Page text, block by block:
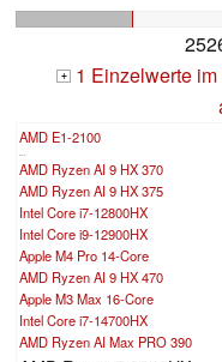
+ 1 Einzelwerte
AMD E1-2100
AMD Ryzen AI 9 HX 370
AMD Ryzen AI 9 HX 375
Intel Core i7-12800HX
Intel Core i9-12900HX
Apple M4 Pro 14-Core
AMD Ryzen AI 9 HX 470
Apple M3 Max 16-Core
Intel Core i7-14700HX
AMD Ryzen AI Max PRO 390